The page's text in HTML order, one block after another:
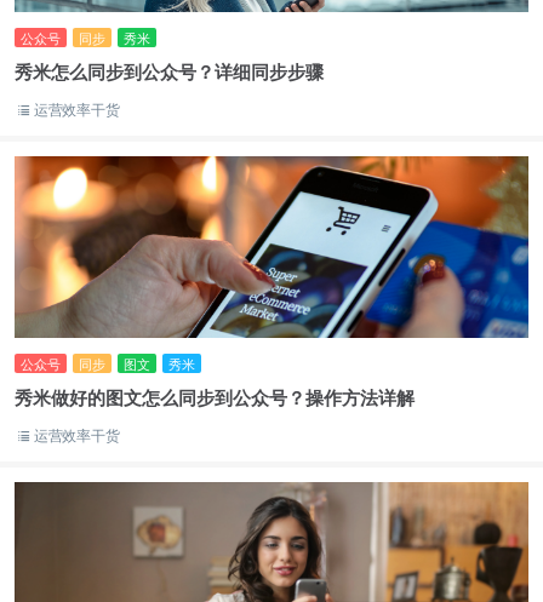
公众号 同步 秀米
秀米怎么同步到公众号？详细同步步骤
运营效率干货
公众号 同步 图文 秀米
秀米做好的图文怎么同步到公众号？操作方法详解
运营效率干货